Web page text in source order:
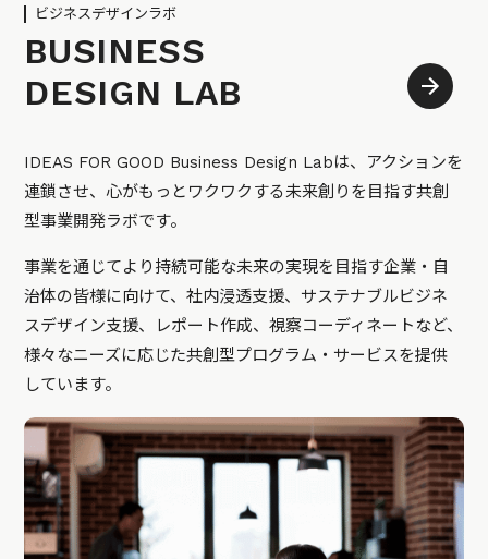
ビジネスデザインラボ
BUSINESS
DESIGN LAB
IDEAS FOR GOOD Business Design Labは、アクションを
連鎖させ、心がもっとワクワクする未来創りを目指す共創
型事業開発ラボです。
事業を通じてより持続可能な未来の実現を目指す企業・自
治体の皆様に向けて、社内浸透支援、サステナブルビジネ
スデザイン支援、レポート作成、視察コーディネートなど、
様々なニーズに応じた共創型プログラム・サービスを提供
しています。